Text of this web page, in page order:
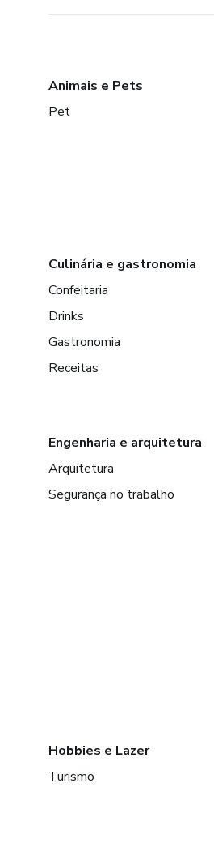
Animais e Pets
Pet
Culinária e gastronomia
Confeitaria
Drinks
Gastronomia
Receitas
Engenharia e arquitetura
Arquitetura
Segurança no trabalho
Hobbies e Lazer
Turismo